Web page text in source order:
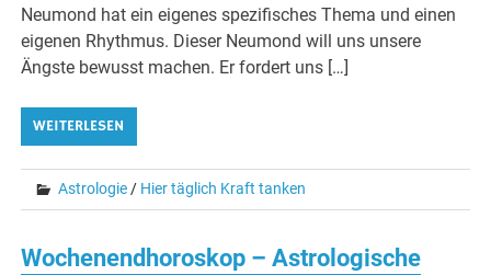
Neumond hat ein eigenes spezifisches Thema und einen
eigenen Rhythmus. Dieser Neumond will uns unsere
Ängste bewusst machen. Er fordert uns […]
WEITERLESEN
Astrologie / Hier täglich Kraft tanken
Wochenendhoroskop – Astrologische